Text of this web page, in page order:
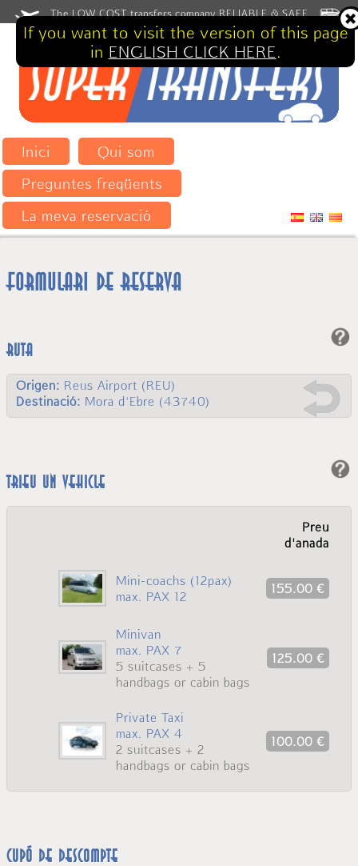
The LOW COST transfers company RELIABLE & SAFE
Inici
Qui som
Preguntes freqüents
La meva reservació
Formulari de reserva
Ruta
Origen: Reus Airport (REU)
Destinació: Mora d'Ebre (43740)
Trieu un vehicle
Preu
d'anada
Mini-coachs (12pax)
max. PAX 12
155.00 €
Minivan
max. PAX 7
5 suitcases + 5
handbags or cabin bags
125.00 €
Private Taxi
max. PAX 4
2 suitcases + 2
handbags or cabin bags
100.00 €
Cupó de descompte
If you want to visit the version of this page
in ENGLISH CLICK HERE.